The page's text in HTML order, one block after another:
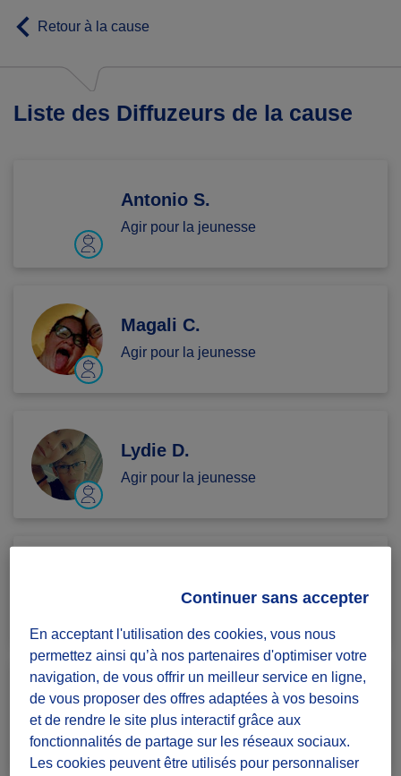
Retour à la cause
Liste des Diffuzeurs de la cause
Antonio S.
Agir pour la jeunesse
Magali C.
Agir pour la jeunesse
Lydie D.
Agir pour la jeunesse
Agir pour la jeunesse
MrManu201169...
Agir pour la jeunesse
En acceptant l'utilisation des cookies, vous nous
permettez ainsi qu’à nos partenaires d'optimiser votre
navigation, de vous offrir un meilleur service en ligne,
de vous proposer des offres adaptées à vos besoins
et de rendre le site plus interactif grâce aux
fonctionnalités de partage sur les réseaux sociaux.
Les cookies peuvent être utilisés pour personnaliser
Continuer sans accepter